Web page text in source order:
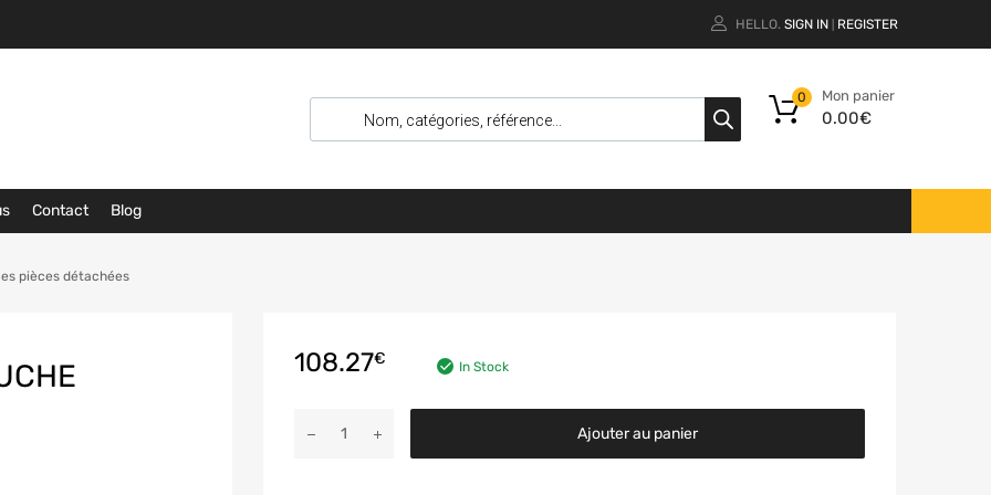
HELLO. SIGN IN REGISTER
Mon panier
0.00€
0
Contact Blog
pièces détachées
108.27€ In Stock
Ajouter au panier